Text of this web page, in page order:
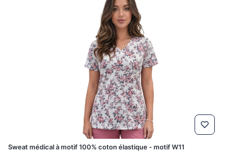
Sweat médical à motif 100% coton élastique - motif W11